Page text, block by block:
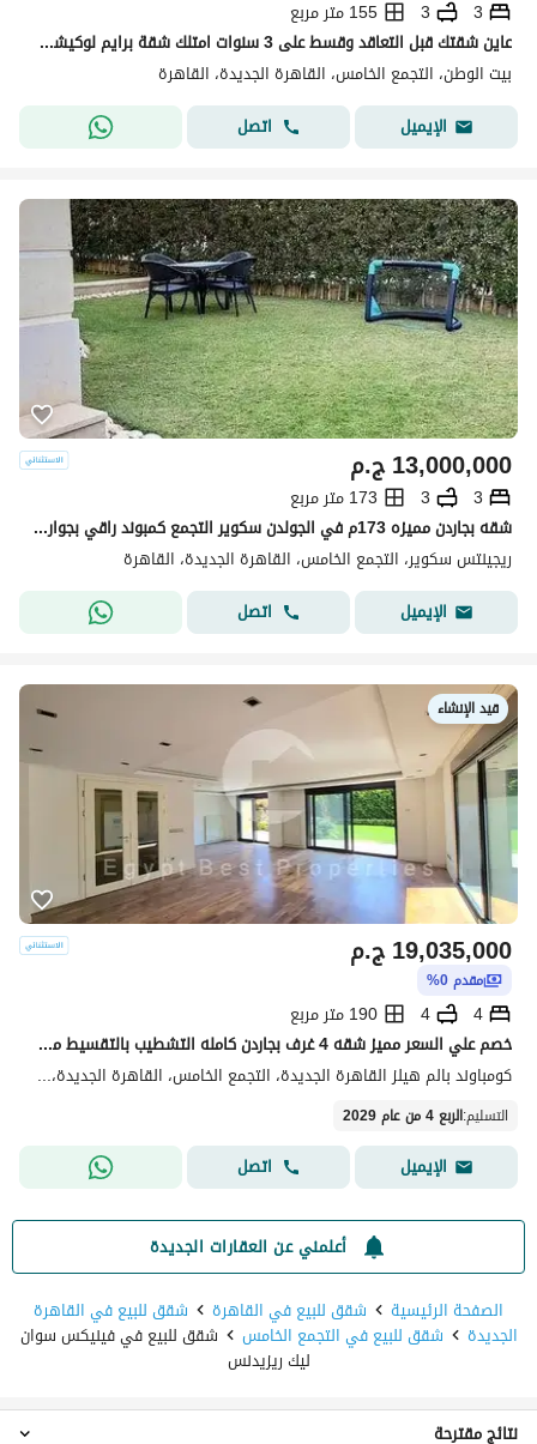
3
3
155 متر مربع
عاين شقتك قبل التعاقد وقسط على 3 سنوات امتلك شقة برايم لوكيشن فيو مفتوح خطوات من التسعين الشمالى وطريق السويس الحي التكميلي بيت الوطن
بيت الوطن، التجمع الخامس، القاهرة الجديدة، القاهرة
الإيميل
اتصل
ج.م13,000,000
3
3
173 متر مربع
شقه بجاردن مميزه 173م في الجولدن سكوير التجمع كمبوند راقي بجوار ميفيدا
ريجينتس سكوير، التجمع الخامس، القاهرة الجديدة، القاهرة
الإيميل
اتصل
قيد الإنشاء
ج.م19,035,000
مقدم 0%
4
4
190 متر مربع
خصم علي السعر مميز شقه 4 غرف بجاردن كامله التشطيب بالتقسيط من بالم هيلز في قلب التجمع
كومباوند بالم هيلز القاهرة الجديدة، التجمع الخامس، القاهرة الجديدة، القاهرة
التسليم:الربع 4 من عام 2029
الإيميل اتصل
أعلمني عن العقارات الجديدة
الصفحة الرئيسية
شقق للبيع في القاهرة شقق للبيع في القاهرة
الجديدة شقق للبيع في التجمع الخامس شقق للبيع في فينيكس سوان
ليك ريزيدنس
نتائج مقترحة